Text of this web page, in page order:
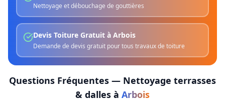
Nettoyage et débouchage de gouttières
Devis Toiture Gratuit à Arbois
Demande de devis gratuit pour tous travaux de toiture
Questions Fréquentes — Nettoyage terrasses
& dalles à Arbois